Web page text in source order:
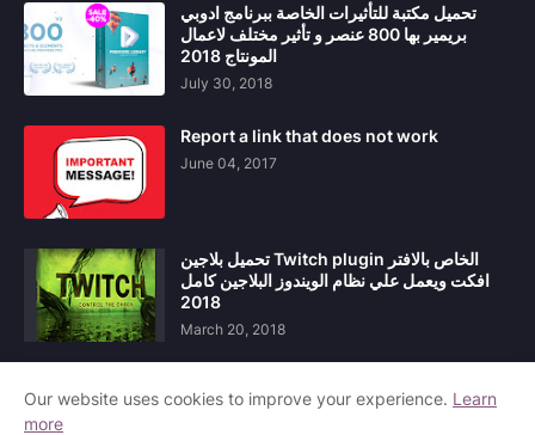
تحميل مكتبة للتأثيرات الخاصة ببرنامج ادوبي
بريمير بها 800 عنصر و تأثير مختلف لاعمال
المونتاج 2018
July 30, 2018
Report a link that does not work
June 04, 2017
تحميل بلاجين Twitch plugin الخاص بالافتر
افكت ويعمل علي نظام الويندوز البلاجين كامل
2018
March 20, 2018
Our website uses cookies to improve your experience. Learn
more